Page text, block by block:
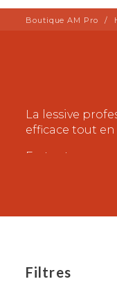
Boutique AM Pro
La lessive
efficace tout
En tant que
Filtres